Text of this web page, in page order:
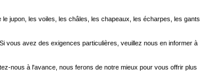
jupon, les voiles, les châles, les chapeaux, les écharpes, les gants
vous avez des exigences particulières, veuillez nous en informer à
nous à l'avance, nous ferons de notre mieux pour vous offrir plus